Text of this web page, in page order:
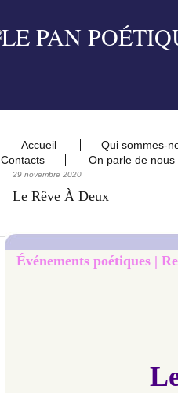
Accueil Qui sommes-
Contacts
On parle de nous
29 novembre 2020
Le Rêve À Deux
Événements poétiques |